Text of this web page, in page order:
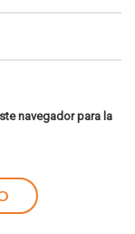
navegador para la